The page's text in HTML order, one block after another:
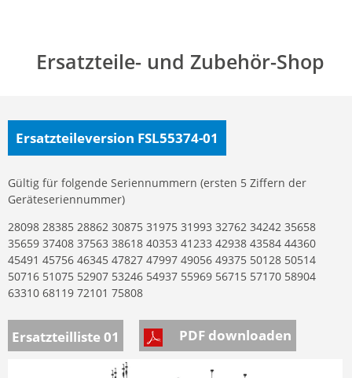
Ersatzteile- und Zubehör-Shop
Ersatzteileversion FSL55374-01
Gültig für folgende Seriennummern (ersten 5 Ziffern der
Geräteseriennummer)
28098 28385 28862 30875 31975 31993 32762 34242 35658
35659 37408 37563 38618 40353 41233 42938 43584 44360
45491 45756 46345 47827 47997 49056 49375 50128 50514
50716 51075 52907 53246 54937 55969 56715 57170 58904
63310 68119 72101 75808
Ersatzteilliste 01 PDF downloaden